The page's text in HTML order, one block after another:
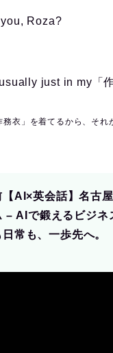
Roza?
just in my「
務衣」を着てるから、それ
【AI×英会話】名古
– AIで鍛えるビジネ
常も、一歩先へ。